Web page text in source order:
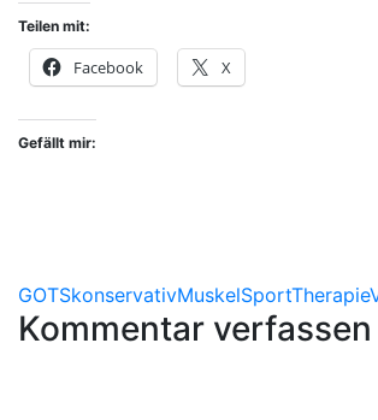
Teilen mit:
Facebook X
Gefällt mir:
GOTSkonservativMuskelSportTherapie
Kommentar verfassen